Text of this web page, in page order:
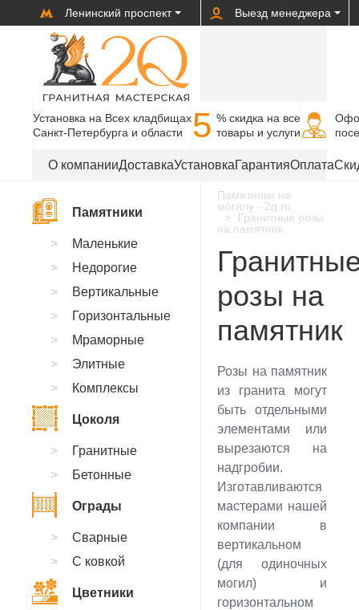
Ленинский проспект Выезд менеджера
Установка на Всех кладбищах
Санкт-Петербурга и области
5 % cкидка на все
товары и услуги
О компанииДоставкаУстановкаГарантияОплата
Памятники на
могилу - 2q.ru
Гранитные розы
на памятник
розы на
памятник
Розы на памятник
из гранита могут
быть отдельными
элементами или
вырезаются на
надгробии.
Изготавливаются
мастерами нашей
компании в
вертикальном
(для одиночных
могил) и
горизонтальном
Памятники
Маленькие
Недорогие
Вертикальные
Горизонтальные
Мраморные
Элитные
Комплексы
Цоколя
Гранитные
Бетонные
Ограды
Сварные
С ковкой
Цветники